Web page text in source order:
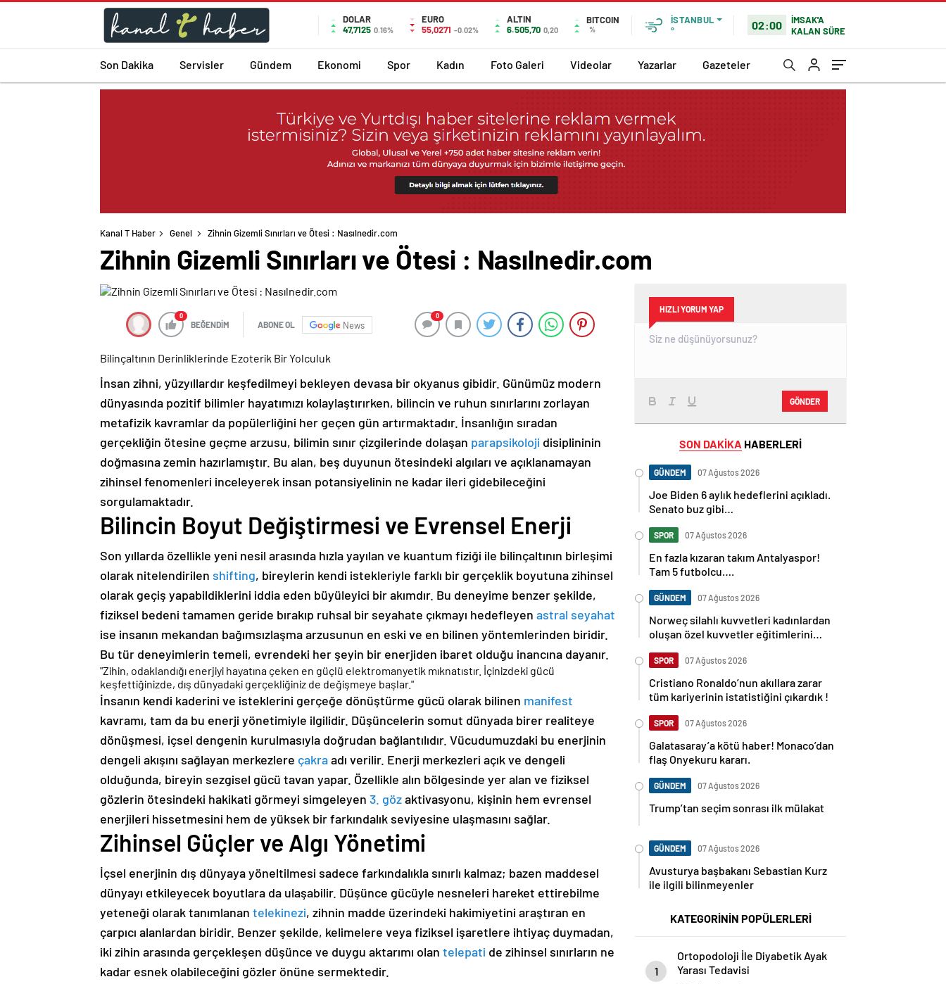
DOLAR
47,7125 0.16%
EURO
55,0271 -0.02%
ALTIN
6.505,70 0,20
BITCOIN
%
İSTANBUL
°
02:00
İMSAK'A
KALAN SÜRE
Son Dakika Servisler Gündem Ekonomi Spor Kadın Foto Galeri Videolar Yazarlar Gazeteler
Kanal T Haber Genel Zihnin Gizemli Sınırları ve Ötesi : Nasılnedir.com
Zihnin Gizemli Sınırları ve Ötesi : Nasılnedir.com
0
BEĞENDİM ABONE OL News
0
Bilinçaltının Derinliklerinde Ezoterik Bir Yolculuk
İnsan zihni, yüzyıllardır keşfedilmeyi bekleyen devasa bir okyanus gibidir. Günümüz modern
dünyasında pozitif bilimler hayatımızı kolaylaştırırken, bilincin ve ruhun sınırlarını zorlayan
metafizik kavramlar da popülerliğini her geçen gün artırmaktadır. İnsanlığın sıradan
gerçekliğin ötesine geçme arzusu, bilimin sınır çizgilerinde dolaşan parapsikoloji disiplininin
doğmasına zemin hazırlamıştır. Bu alan, beş duyunun ötesindeki algıları ve açıklanamayan
zihinsel fenomenleri inceleyerek insan potansiyelinin ne kadar ileri gidebileceğini
sorgulamaktadır.
Bilincin Boyut Değiştirmesi ve Evrensel Enerji
Son yıllarda özellikle yeni nesil arasında hızla yayılan ve kuantum fiziği ile bilinçaltının birleşimi
olarak nitelendirilen shifting, bireylerin kendi istekleriyle farklı bir gerçeklik boyutuna zihinsel
olarak geçiş yapabildiklerini iddia eden büyüleyici bir akımdır. Bu deneyime benzer şekilde,
fiziksel bedeni tamamen geride bırakıp ruhsal bir seyahate çıkmayı hedefleyen astral seyahat
ise insanın mekandan bağımsızlaşma arzusunun en eski ve en bilinen yöntemlerinden biridir.
Bu tür deneyimlerin temeli, evrendeki her şeyin bir enerjiden ibaret olduğu inancına dayanır.
"Zihin, odaklandığı enerjiyi hayatına çeken en güçlü elektromanyetik mıknatıstır. İçinizdeki gücü
keşfettiğinizde, dış dünyadaki gerçekliğiniz de değişmeye başlar."
İnsanın kendi kaderini ve isteklerini gerçeğe dönüştürme gücü olarak bilinen manifest
kavramı, tam da bu enerji yönetimiyle ilgilidir. Düşüncelerin somut dünyada birer realiteye
dönüşmesi, içsel dengenin kurulmasıyla doğrudan bağlantılıdır. Vücudumuzdaki bu enerjinin
dengeli akışını sağlayan merkezlere çakraadı verilir. Enerji merkezleri açık ve dengeli
olduğunda, bireyin sezgisel gücü tavan yapar. Özellikle alın bölgesinde yer alan ve fiziksel
gözlerin ötesindeki hakikati görmeyi simgeleyen 3. gözaktivasyonu, kişinin hem evrensel
enerjileri hissetmesini hem de yüksek bir farkındalık seviyesine ulaşmasını sağlar.
Zihinsel Güçler ve Algı Yönetimi
İçsel enerjinin dış dünyaya yöneltilmesi sadece farkındalıkla sınırlı kalmaz; bazen maddesel
dünyayı etkileyecek boyutlara da ulaşabilir. Düşünce gücüyle nesneleri hareket ettirebilme
yeteneği olarak tanımlanan telekinezi, zihnin madde üzerindeki hakimiyetini araştıran en
çarpıcı alanlardan biridir. Benzer şekilde, kelimelere veya fiziksel işaretlere ihtiyaç duymadan,
iki zihin arasında gerçekleşen düşünce ve duygu aktarımı olan telepati de zihinsel sınırların ne
kadar esnek olabileceğini gözler önüne sermektedir.
HIZLI YORUM YAP
GÖNDER
SON DAKİKA HABERLERİ
GÜNDEM 07 Ağustos 2026
Joe Biden 6 aylık hedeflerini açıkladı.
Senato buz gibi…
SPOR 07 Ağustos 2026
En fazla kızaran takım Antalyaspor!
Tam 5 futbolcu….
GÜNDEM 07 Ağustos 2026
Norweç silahlı kuvvetleri kadınlardan
oluşan özel kuvvetler eğitimlerini
SPOR 07 Ağustos 2026
Cristiano Ronaldo’nun akıllara zarar
tüm kariyerinin istatistiğini çıkardık !
SPOR 07 Ağustos 2026
Galatasaray’a kötü haber! Monaco’dan
flaş Onyekuru kararı.
GÜNDEM 07 Ağustos 2026
Trump’tan seçim sonrası ilk mülakat
GÜNDEM 07 Ağustos 2026
Avusturya başbakanı Sebastian Kurz
ile ilgili bilinmeyenler
KATEGORİNİN POPÜLERLERİ
1
Ortopodoloji İle Diyabetik Ayak
Yarası Tedavisi